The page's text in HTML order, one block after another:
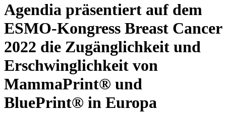
Agendia präsentiert auf dem
ESMO-Kongress Breast Cancer
2022 die Zugänglichkeit und
Erschwinglichkeit von
MammaPrint® und
BluePrint® in Europa